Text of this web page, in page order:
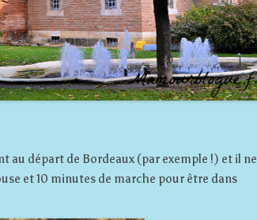
au départ de Bordeaux (par exemple !) et il ne
et 10 minutes de marche pour être dans